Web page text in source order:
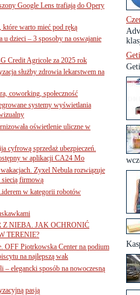
Google Lens trafiają do Opery
które warto mieć pod ręką
dzieci – 3 sposoby na oswajanie
Credit Agricole za 2025 rok
służby zdrowia lekarstwem na
coworking, społeczność
systemy wyświetlania
oświetlenie uliczne w
cyfrową sprzedaż ubezpieczeń.
w aplikacji CA24 Mo
Zyxel Nebula rozwiązuje
siecią firmową
w kategorii robotów
Z NIEBA. JAK OCHRONIĆ
TERENIE?
OFF Piotrkowska Center na podium
na najlepszą wak
– elegancki sposób na nowoczesną
pasją